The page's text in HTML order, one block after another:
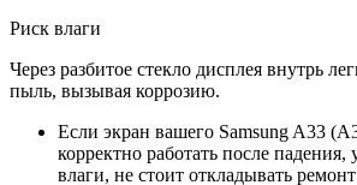
Риск влаги
Через разбитое стекло дисплея внутрь
пыль, вызывая коррозию.
Если экран вашего Samsung A33
корректно работать после
влаги, не стоит откладывать